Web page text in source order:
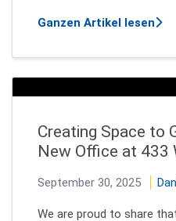
Ganzen Artikel lesen
Creating Space to
New Office at 433
September 30, 2025
We are proud to share